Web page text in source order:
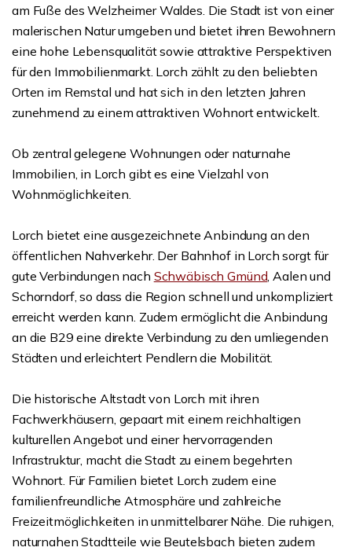
am Fuße des Welzheimer Waldes. Die Stadt ist von einer
malerischen Natur umgeben und bietet ihren Bewohnern
eine hohe Lebensqualität sowie attraktive Perspektiven
für den Immobilienmarkt. Lorch zählt zu den beliebten
Orten im Remstal und hat sich in den letzten Jahren
zunehmend zu einem attraktiven Wohnort entwickelt.
Ob zentral gelegene Wohnungen oder naturnahe
Immobilien, in Lorch gibt es eine Vielzahl von
Wohnmöglichkeiten.
Lorch bietet eine ausgezeichnete Anbindung an den
öffentlichen Nahverkehr. Der Bahnhof in Lorch sorgt für
gute Verbindungen nach Schwäbisch Gmünd, Aalen und
Schorndorf, so dass die Region schnell und unkompliziert
erreicht werden kann. Zudem ermöglicht die Anbindung
an die B29 eine direkte Verbindung zu den umliegenden
Städten und erleichtert Pendlern die Mobilität.
Die historische Altstadt von Lorch mit ihren
Fachwerkhäusern, gepaart mit einem reichhaltigen
kulturellen Angebot und einer hervorragenden
Infrastruktur, macht die Stadt zu einem begehrten
Wohnort. Für Familien bietet Lorch zudem eine
familienfreundliche Atmosphäre und zahlreiche
Freizeitmöglichkeiten in unmittelbarer Nähe. Die ruhigen,
naturnahen Stadtteile wie Beutelsbach bieten zudem